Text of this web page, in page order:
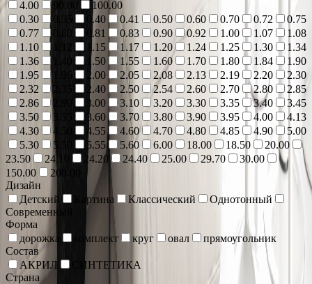
4.00
90.00
100.00
0.30
0.40 0.41 0.50 0.60 0.70 0.72
0.75
0.77
0.80 0.81 0.83 0.90 0.92 1.00 1.07
1.08
1.10
1.15 1.17 1.20 1.24 1.25 1.30
1.34
1.36
1.40 1.50 1.55 1.60 1.70 1.80 1.84
1.90
1.95
2.00 2.05 2.08 2.13 2.19 2.20
2.30
2.32
2.40 2.50 2.54 2.60 2.70 2.80
2.85
2.86
3.00 3.10 3.20 3.30 3.35 3.40
3.45
3.50
3.55 3.60 3.70 3.80 3.90 3.95 4.00
4.13
4.30
4.50 4.55 4.60 4.70 4.80 4.85 4.90
5.00
5.30
5.50 5.55 5.60 6.00 18.00 18.50
20.00
23.50
24.10 24.20 24.40 25.00 29.70
30.00
150.00
200.00
Дизайн
Детский
Картина Классический
Однотонный
Современный
Форма
дорожка
комплект круг овал
прямоугольник
Состав
АКРИЛ
СИНТЕТИКА
Страна